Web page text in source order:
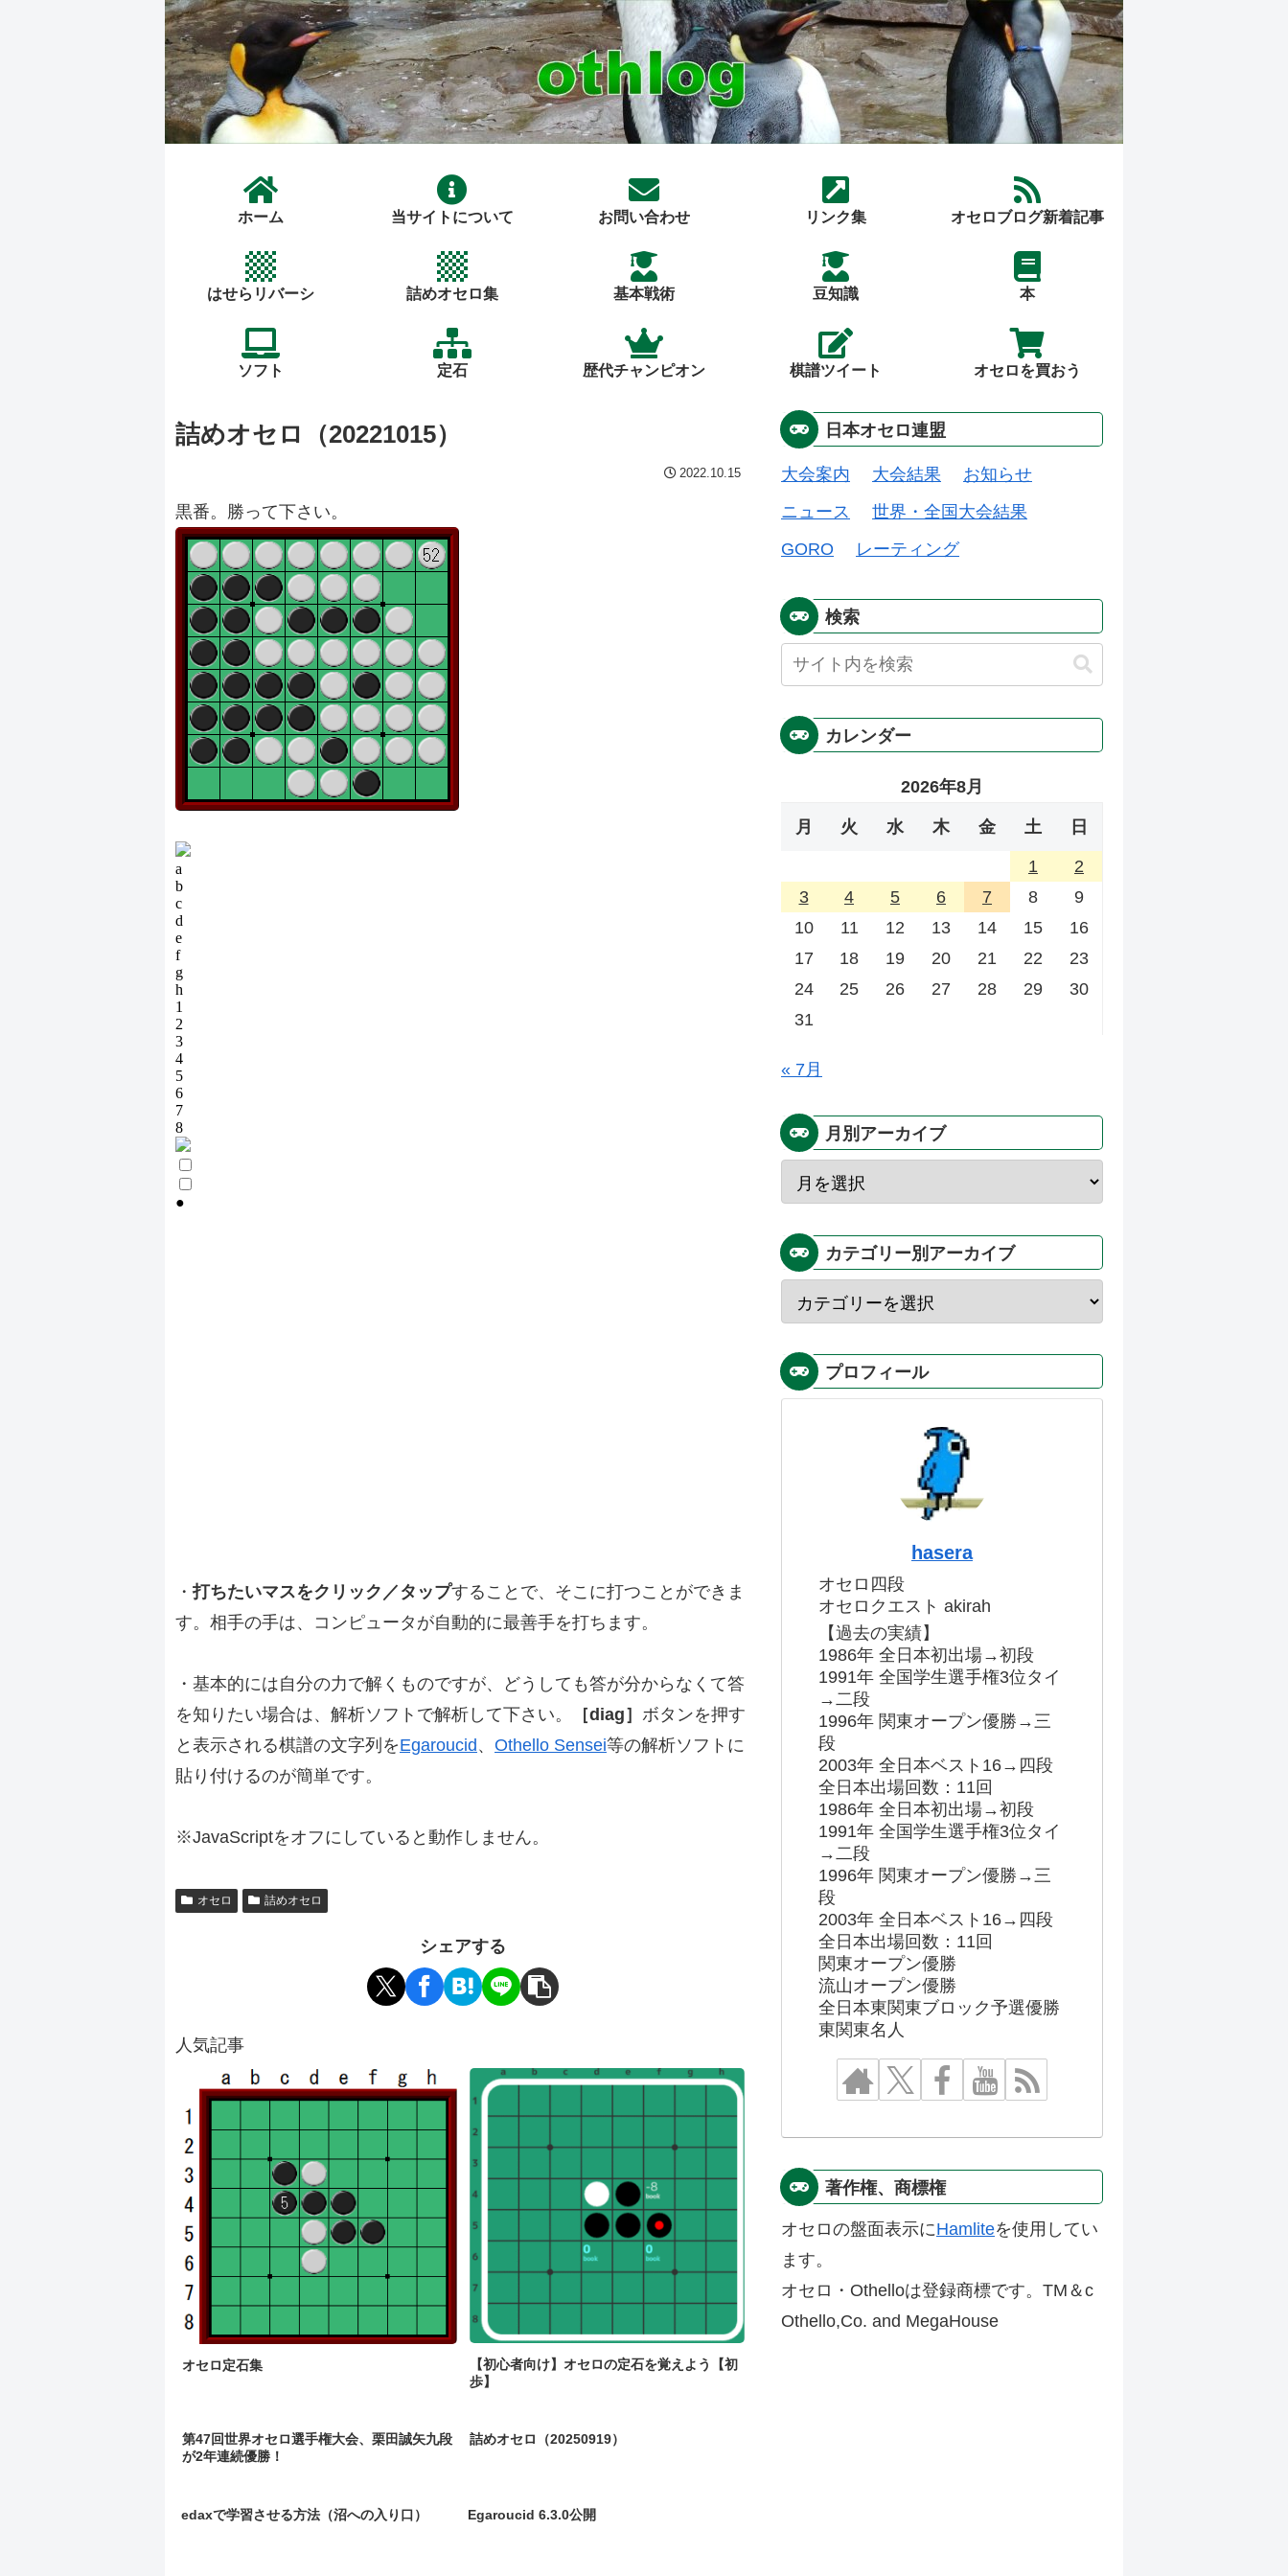
ホーム 当サイトについて お問い合わせ リンク集 オセロブログ新着記事
はせらリバーシ 詰めオセロ集 基本戦術 豆知識 本
ソフト 定石 歴代チャンピオン 棋譜ツイート オセロを買おう
詰めオセロ（20221015）
2022.10.15
黒番。勝って下さい。
・打ちたいマスをクリック／タップすることで、そこに打つことができま
す。相手の手は、コンピュータが自動的に最善手を打ちます。
・基本的には自分の力で解くものですが、どうしても答が分からなくて答
を知りたい場合は、解析ソフトで解析して下さい。
［diag］ ボタンを押す
と表示される棋譜の文字列をEgaroucid、 Othello Sensei等の解析ソフトに
貼り付けるのが簡単です。
※JavaScriptをオフにしていると動作しません。
オセロ 詰めオセロ
シェアする
人気記事
オセロ定石集
【初心者向け】オセロの定石を覚えよう【初
歩】
第47回世界オセロ選手権大会、栗田誠矢九段
が2年連続優勝！
詰めオセロ（20250919）
edaxで学習させる方法（沼への入り口） Egaroucid 6.3.0公開
日本オセロ連盟
大会案内 大会結果
お知らせ
ニュース
世界・全国大会結果
GORO
レーティング
検索
カレンダー
2026年8月
月 火 水 木 金 土 日
1
2
3
4 5 6 7 8
9
10
11 12 13 14 15
16
17
18 19 20 21 22
23
24
25 26 27 28 29
30
31
« 7月
月別アーカイブ
カテゴリー別アーカイブ
プロフィール
hasera
オセロ四段
オセロクエスト akirah
【過去の実績】
1986年 全日本初出場→初段
1991年 全国学生選手権3位タイ
→二段
1996年 関東オープン優勝→三
段
2003年 全日本ベスト16→四段
全日本出場回数：11回
1986年 全日本初出場→初段
1991年 全国学生選手権3位タイ
→二段
1996年 関東オープン優勝→三
段
2003年 全日本ベスト16→四段
全日本出場回数：11回
関東オープン優勝
流山オープン優勝
全日本東関東ブロック予選優勝
東関東名人
著作権、商標権
オセロの盤面表示にHamliteを使用してい
ます。
オセロ・Othelloは登録商標です。TM＆c
Othello,Co. and MegaHouse